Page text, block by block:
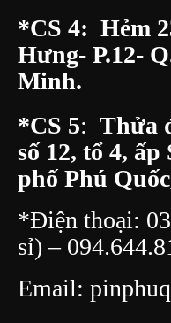
*CS 4: Hẻm
Hưng- P.12-
Minh.
*CS 5: Thửa
số 12, tổ 4,
phố Phú
*Điện thoại:
sỉ) –
Email: